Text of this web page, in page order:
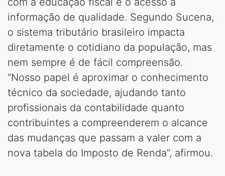
informação de qualidade. Segundo Sucena,
o sistema tributário brasileiro impacta
diretamente o cotidiano da população, mas
nem sempre é de fácil compreensão.
“Nosso papel é aproximar o conhecimento
técnico da sociedade, ajudando tanto
profissionais da contabilidade quanto
contribuintes a compreenderem o alcance
das mudanças que passam a valer com a
nova tabela do Imposto de Renda”, afirmou.